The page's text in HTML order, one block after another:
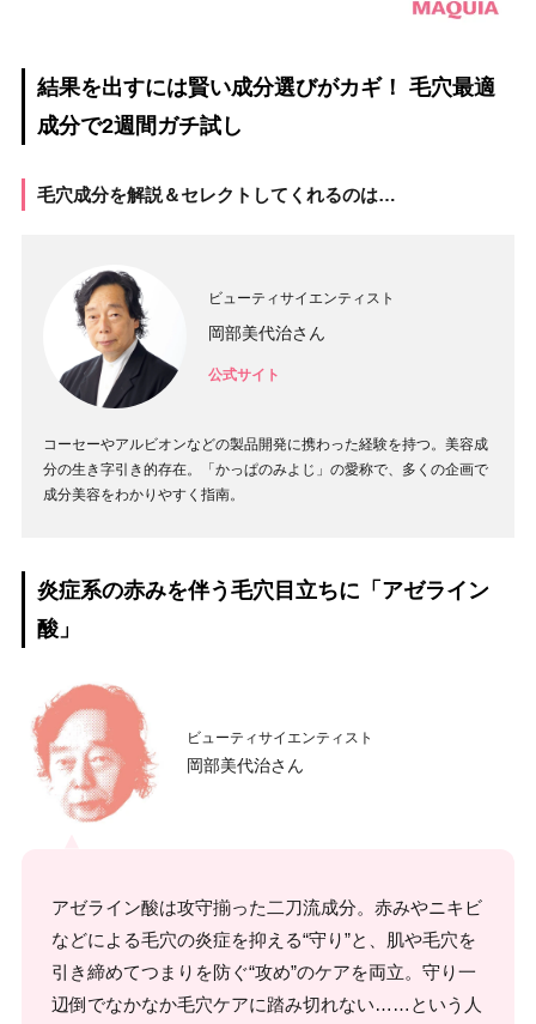
結果を出すには賢い成分選びがカギ！ 毛穴最適
成分で2週間ガチ試し
毛穴成分を解説＆セレクトしてくれるのは…
ビューティサイエンティスト
岡部美代治さん
公式サイト
コーセーやアルビオンなどの製品開発に携わった経験を持つ。美容成
分の生き字引き的存在。「かっぱのみよじ」の愛称で、多くの企画で
成分美容をわかりやすく指南。
炎症系の赤みを伴う毛穴目立ちに「アゼライン
酸」
ビューティサイエンティスト
岡部美代治さん
アゼライン酸は攻守揃った二刀流成分。赤みやニキビ
などによる毛穴の炎症を抑える“守り”と、肌や毛穴を
引き締めてつまりを防ぐ“攻め”のケアを両立。守り一
辺倒でなかなか毛穴ケアに踏み切れない……という人